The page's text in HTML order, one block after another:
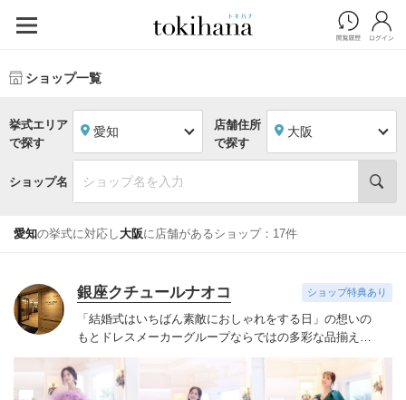
ショップ一覧
挙式エリア
で探す
愛知
店舗住所
で探す
大阪
ショップ名
愛知の挙式に対応し大阪に店舗があるショップ：17件
銀座クチュールナオコ ショップ特典あり
「結婚式はいちばん素敵におしゃれをする日」の想いの
もと ドレスメーカーグループならではの多彩な品揃えで
こだわりをお持ちになる花嫁様のご要望にお応えいたし
ます。